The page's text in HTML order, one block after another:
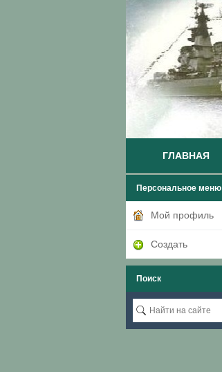
ГЛАВНАЯ
Персональное меню
Мой профиль
Создать
Поиск